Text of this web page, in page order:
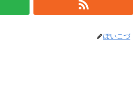
ぽいこづ